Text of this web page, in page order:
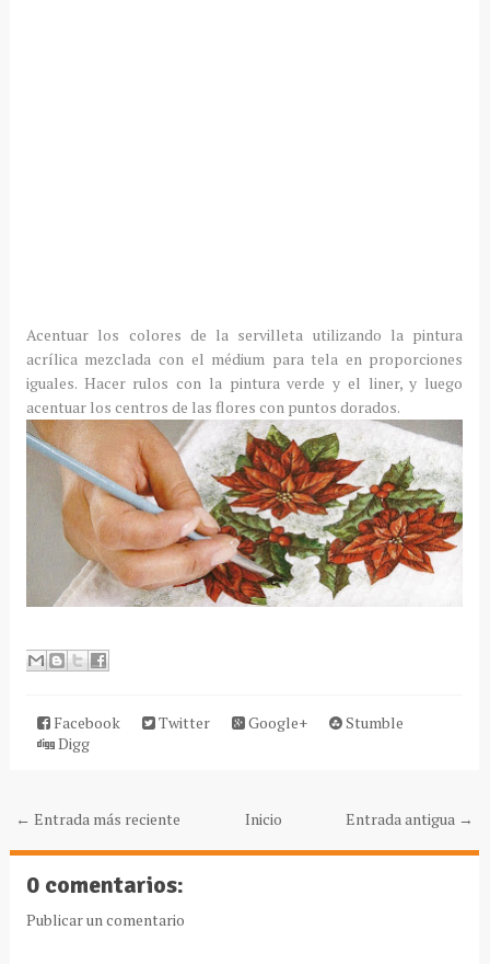
Acentuar los colores de la servilleta utilizando la pintura
acrílica mezclada con el médium para tela en proporciones
iguales. Hacer rulos con la pintura verde y el liner, y luego
acentuar los centros de las flores con puntos dorados.
Facebook Twitter Google+
Stumble
Digg
← Entrada más reciente Entrada antigua →
Inicio
0 comentarios:
Publicar un comentario